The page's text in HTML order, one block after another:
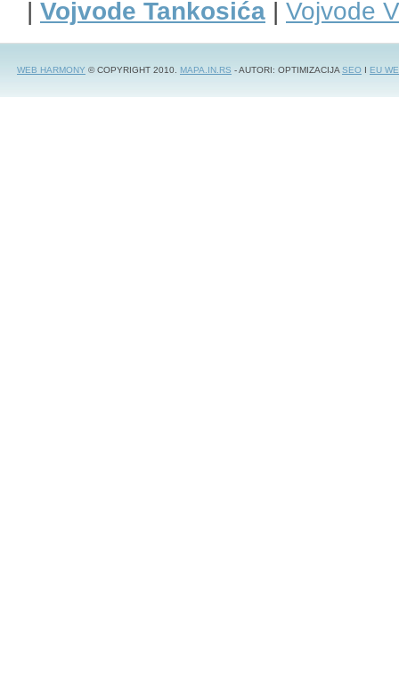
| Vojvode Tankosića | Vojvode
WEB HARMONY © COPYRIGHT 2010. MAPA.IN.RS - AUTORI: OPTIMIZACIJASEO I EU